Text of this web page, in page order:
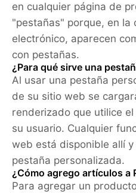
en cualquier página de
"pestañas" porque, en la
electrónico, aparecen
con pestañas.
¿Para qué sirve una
Al usar una pestaña
de su sitio web se
renderizado que utilice
su usuario. Cualquier
web está disponible allí
pestaña personalizada.
¿Cómo agrego artículos a
Para agregar un